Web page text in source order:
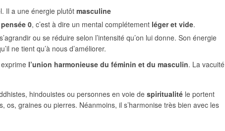
Il a une énergie plutôt masculine
pensée 0, c’est à dire un mental complétement léger et vide.
ou se réduire selon l’intensité qu’on lui donne. Son énergie
ne tient qu’à nous d’améliorer.
l’union harmonieuse du féminin et du masculin. La vacuité
hindouistes ou personnes en voie de spiritualité le portent
graines ou pierres. Néanmoins, il s’harmonise très bien avec les